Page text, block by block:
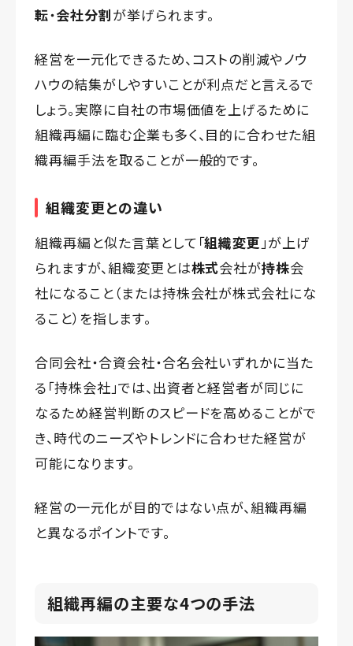
転・会社分割が挙げられます。
経営を一元化できるため、コストの削減やノウ
ハウの結集がしやすいことが利点だと言えるで
しょう。実際に自社の市場価値を上げるために
組織再編に臨む企業も多く、目的に合わせた組
織再編手法を取ることが一般的です。
組織変更との違い
組織再編と似た言葉として「組織変更 」が上げ
られますが、組織変更とは株式会社が持株会
社になること（または持株会社が株式会社にな
ること）を指します。
合同会社・合資会社・合名会社いずれかに当た
る「持株会社」では、出資者と経営者が同じに
なるため経営判断のスピードを高めることがで
き、時代のニーズやトレンドに合わせた経営が
可能になります。
経営の一元化が目的ではない点が、組織再編
と異なるポイントです。
組織再編の主要な4つの手法